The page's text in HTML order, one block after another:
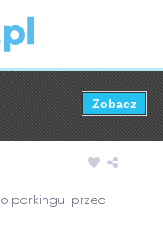
parkingu, przed
Zobacz